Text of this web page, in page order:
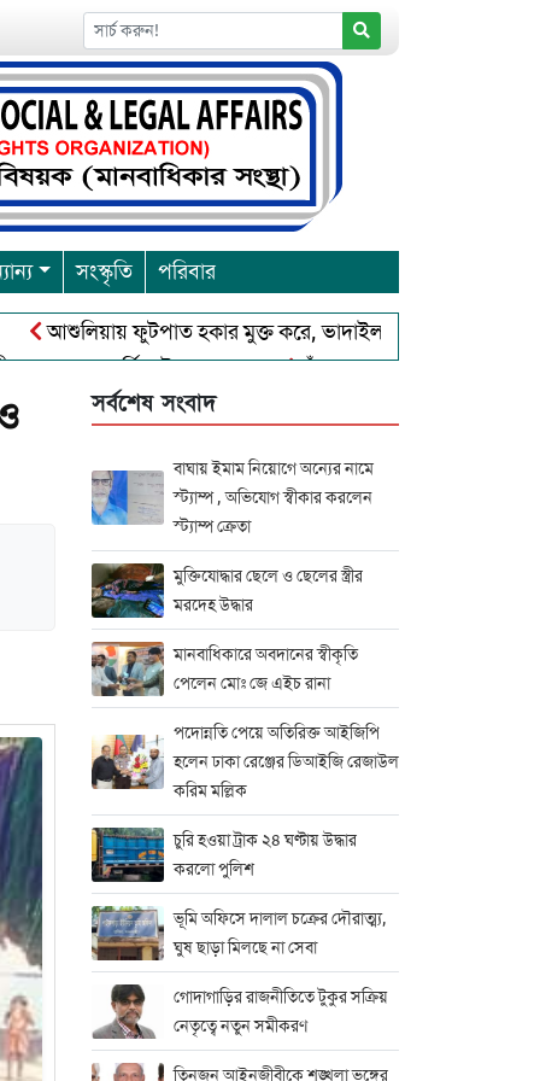
সংস্কৃতি পরিবার
ফুটপাত হকার মুক্ত করে, ভাদাইল প্রাইমারি ফ্রেন্ডস ক্লাব এর
পূর্নিমা উৎসব শুরু চাঁদপুরে বাংলাদেশ আহলে সুন্নাত
সর্বশেষ সংবাদ
বাঘায় ইমাম নিয়োগে অন্যের নামে
স্ট্যাম্প , অভিযোগ স্বীকার করলেন
স্ট্যাম্প ক্রেতা
মুক্তিযোদ্ধার ছেলে ও ছেলের স্ত্রীর
মরদেহ উদ্ধার
মানবাধিকারে অবদানের স্বীকৃতি
পেলেন মোঃ জে এইচ রানা
পদোন্নতি পেয়ে অতিরিক্ত আইজিপি
হলেন ঢাকা রেঞ্জের ডিআইজি রেজাউল
করিম মল্লিক
চুরি হওয়া ট্রাক ২৪ ঘণ্টায় উদ্ধার
করলো পুলিশ
ভূমি অফিসে দালাল চক্রের দৌরাত্ম্য,
ঘুষ ছাড়া মিলছে না সেবা
গোদাগাড়ির রাজনীতিতে টুকুর সক্রিয়
নেতৃত্বে নতুন সমীকরণ
তিনজন আইনজীবীকে শৃঙ্খলা ভঙ্গের